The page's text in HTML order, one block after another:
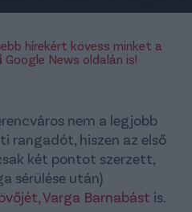
hírekért kövess minket a
Google News oldalán is!
nem a legjobb
rangadót, hiszen az első
két pontot szerzett,
sérülése után)
Varga Barnabást is.